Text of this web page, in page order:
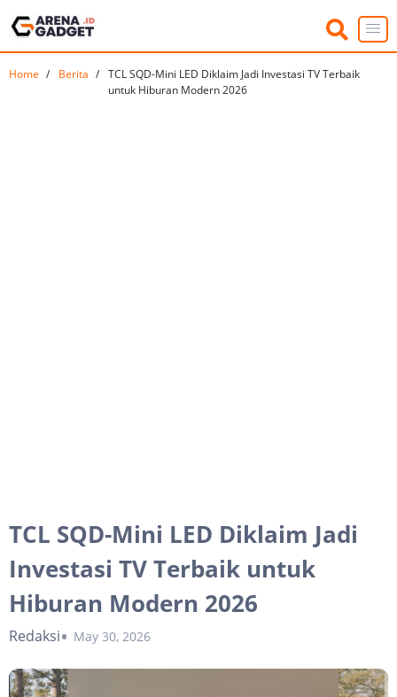
Home Berita
TCL SQD-Mini LED Diklaim Jadi Investasi TV Terbaik
untuk Hiburan Modern 2026
TCL SQD-Mini LED Diklaim Jadi
Investasi TV Terbaik untuk
Hiburan Modern 2026
Redaksi May 30, 2026